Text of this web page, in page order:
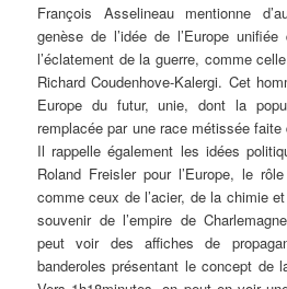
François Asselineau mentionne
genèse de l’idée de l’Europe
l’éclatement de la guerre, comme
Richard Coudenhove-Kalergi. Cet
Europe du futur, unie, dont la
remplacée par une race métissée faite
Il rappelle également les idées
Roland Freisler pour l’Europe, le
comme ceux de l’acier, de la chimie
souvenir de l’empire de
peut voir des affiches de
banderoles présentant le concept de